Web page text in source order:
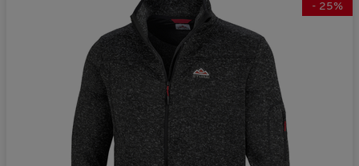
- 25%